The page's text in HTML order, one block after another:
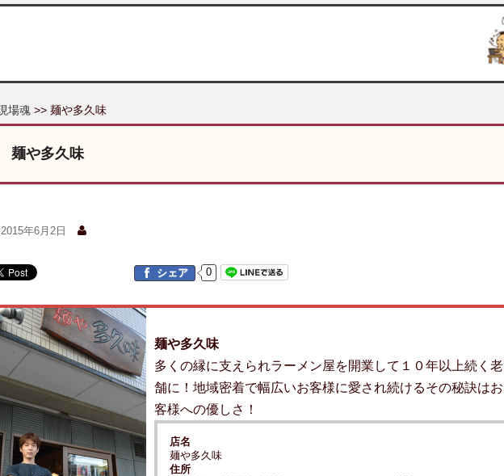
場魂 >> 麺や多久味
麺や多久味
2015年6月2日
シェア 0
麺や多久味
多くの縁に支えられラーメン屋を開業して１０年以上続く老
舗に！地域密着で幅広いお客様に愛され続けるその秘訣はお
客様への優しさ！
店名
麺や多久味
住所